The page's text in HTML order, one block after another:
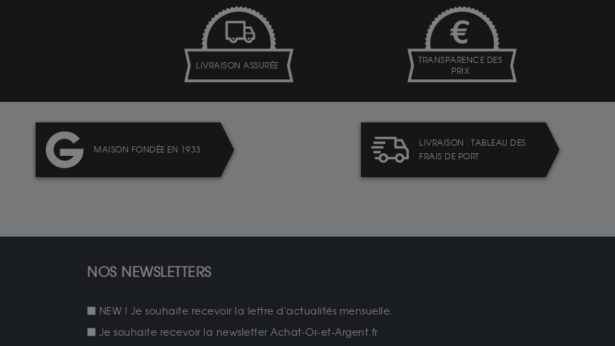
LIVRAISON ASSURÉE
TRANSPARENCE DES
PRIX
MAISON FONDÉE EN 1933
LIVRAISON : TABLEAU DES
FRAIS DE PORT
NOS NEWSLETTERS
NEW ! Je souhaite recevoir la lettre d'actualités mensuelle.
Je souhaite recevoir la newsletter Achat-Or-et-Argent.fr